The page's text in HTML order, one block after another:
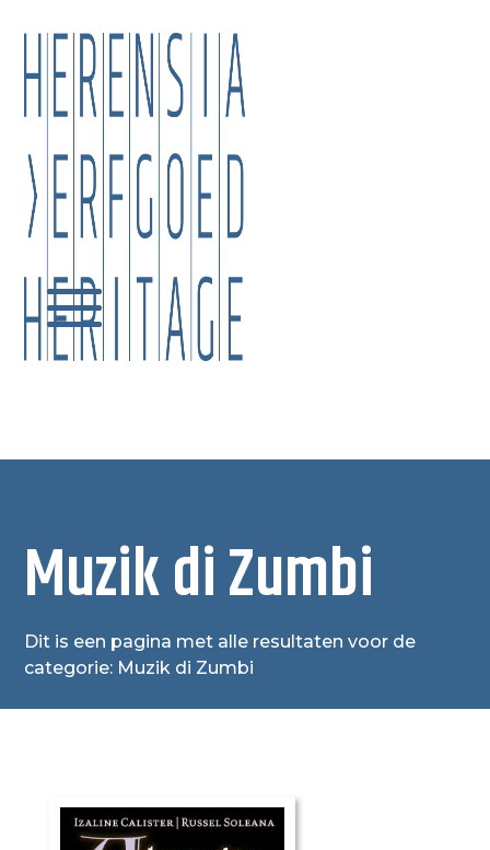
Muzik di Zumbi
Dit is een pagina met alle resultaten voor de
categorie: Muzik di Zumbi